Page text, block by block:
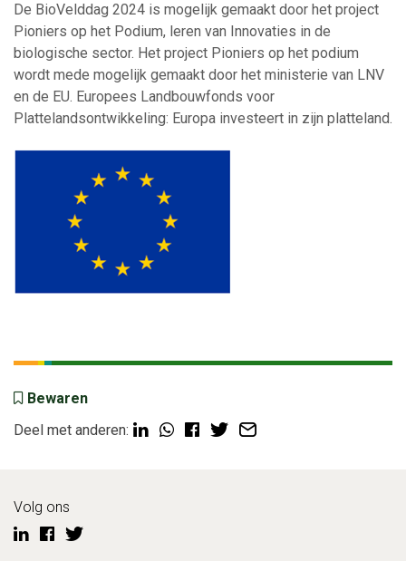
De BioVelddag 2024 is mogelijk gemaakt door het project
Pioniers op het Podium, leren van Innovaties in de
biologische sector. Het project Pioniers op het podium
wordt mede mogelijk gemaakt door het ministerie van LNV
en de EU. Europees Landbouwfonds voor
Plattelandsontwikkeling: Europa investeert in zijn platteland.
Bewaren
Deel met anderen:
Volg ons